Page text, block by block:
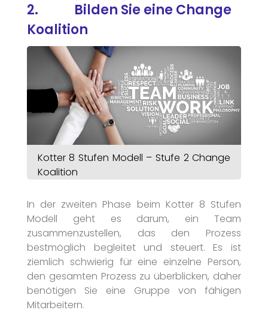
2. Bilden Sie eine Change
Koalition
Kotter 8 Stufen Modell – Stufe 2 Change
Koalition
In der zweiten Phase beim Kotter 8 Stufen
Modell geht es darum, ein Team
zusammenzustellen, das den Prozess
bestmöglich begleitet und steuert. Es ist
ziemlich schwierig für eine einzelne Person,
den gesamten Prozess zu überblicken, daher
benötigen Sie eine Gruppe von fähigen
Mitarbeitern.